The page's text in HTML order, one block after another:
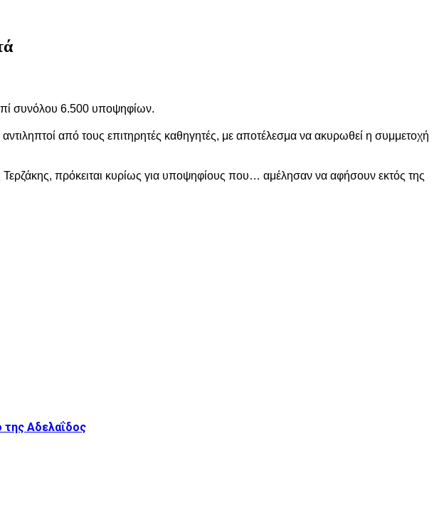
επί συνόλου 6.500 υποψηφίων.
από τους επιτηρητές καθηγητές, με αποτέλεσμα να ακυρωθεί η συμμετοχή
πρόκειται κυρίως για υποψηφίους που… αμέλησαν να αφήσουν εκτός της
Αδελαΐδος